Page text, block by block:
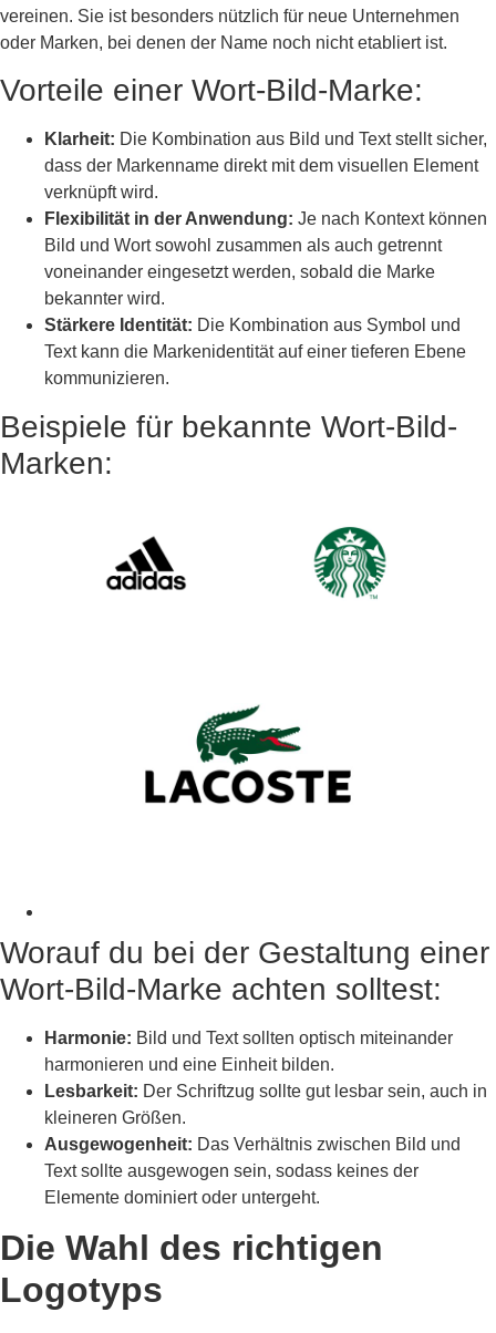
vereinen. Sie ist besonders nützlich für neue Unternehmen
oder Marken, bei denen der Name noch nicht etabliert ist.
Vorteile einer Wort-Bild-Marke:
Klarheit: Die Kombination aus Bild und Text stellt sicher,
dass der Markenname direkt mit dem visuellen Element
verknüpft wird.
Flexibilität in der Anwendung: Je nach Kontext können
Bild und Wort sowohl zusammen als auch getrennt
voneinander eingesetzt werden, sobald die Marke
bekannter wird.
Stärkere Identität: Die Kombination aus Symbol und
Text kann die Markenidentität auf einer tieferen Ebene
kommunizieren.
Beispiele für bekannte Wort-Bild-
Marken:
Worauf du bei der Gestaltung einer
Wort-Bild-Marke achten solltest:
Harmonie: Bild und Text sollten optisch miteinander
harmonieren und eine Einheit bilden.
Lesbarkeit: Der Schriftzug sollte gut lesbar sein, auch in
kleineren Größen.
Ausgewogenheit: Das Verhältnis zwischen Bild und
Text sollte ausgewogen sein, sodass keines der
Elemente dominiert oder untergeht.
Die Wahl des richtigen
Logotyps